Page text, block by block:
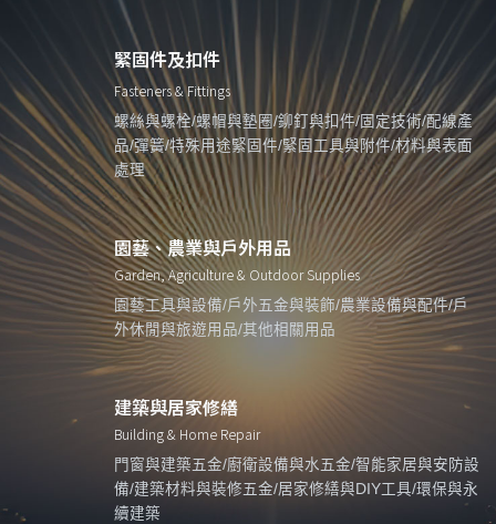
緊固件及扣件
Fasteners & Fittings
螺絲與螺栓/螺帽與墊圈/鉚釘與扣件/固定技術/配線產
品/彈簧/特殊用途緊固件/緊固工具與附件/材料與表面
處理
園藝、農業與戶外用品
Garden, Agriculture & Outdoor Supplies
園藝工具與設備/戶外五金與裝飾/農業設備與配件/戶
外休閒與旅遊用品/其他相關用品
建築與居家修繕
Building & Home Repair
門窗與建築五金/廚衛設備與水五金/智能家居與安防設
備/建築材料與裝修五金/居家修繕與DIY工具/環保與永
續建築